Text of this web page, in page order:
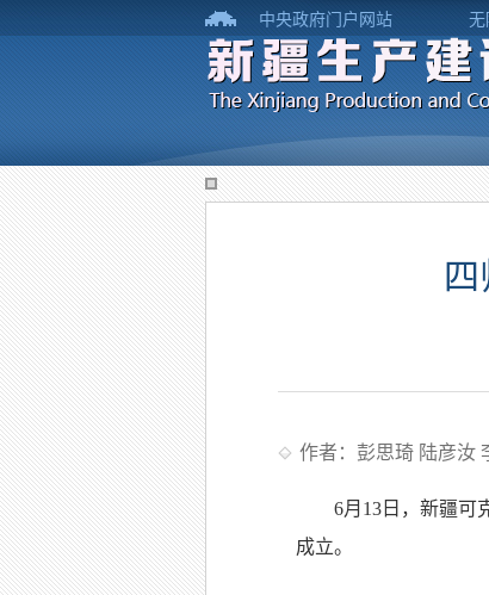
中央政府门户网站
作者：彭思琦 陆彦汝
6月13日，新疆可
成立。